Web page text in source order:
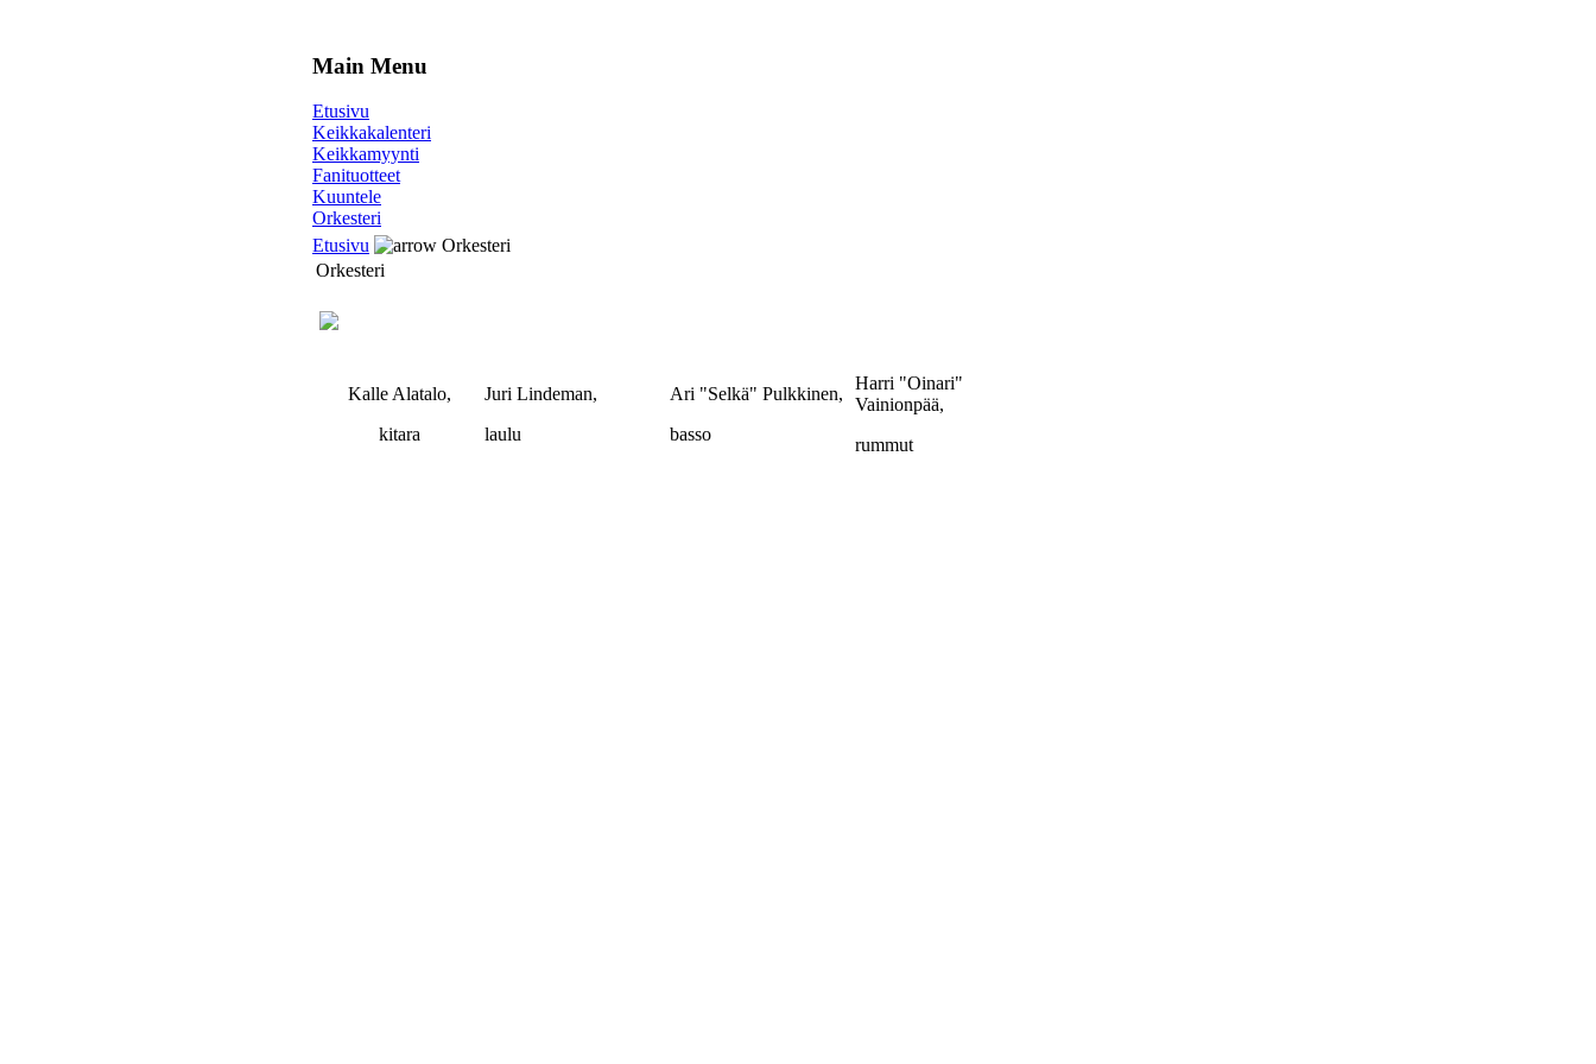
Main Menu
Etusivu
Keikkakalenteri
Keikkamyynti
Fanituotteet
Kuuntele
Orkesteri
Etusivu
Orkesteri
Orkesteri
Kalle Alatalo,
kitara
Juri Lindeman,
laulu
Ari "Selkä" Pulkkinen,
basso
Harri "Oinari"
Vainionpää,
rummut